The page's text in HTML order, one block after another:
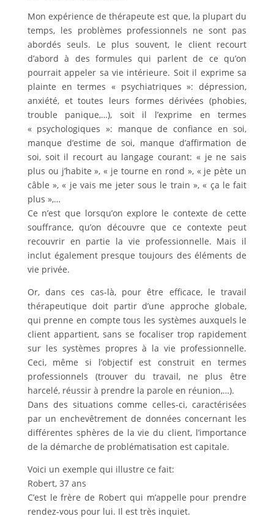
Mon expérience de thérapeute est que, la plupart du
temps, les problèmes professionnels ne sont pas
abordés seuls. Le plus souvent, le client recourt
d’abord à des formules qui parlent de ce qu’on
pourrait appeler sa vie intérieure. Soit il exprime sa
plainte en termes « psychiatriques »: dépression,
anxiété, et toutes leurs formes dérivées (phobies,
trouble panique,…), soit il l’exprime en termes
« psychologiques »: manque de confiance en soi,
manque d’estime de soi, manque d’affirmation de
soi, soit il recourt au langage courant: « je ne sais
plus ou j’habite », « je tourne en rond », « je pète un
câble », « je vais me jeter sous le train », « ça le fait
plus »,…
Ce n’est que lorsqu’on explore le contexte de cette
souffrance, qu’on découvre que ce contexte peut
recouvrir en partie la vie professionnelle. Mais il
inclut également presque toujours des éléments de
vie privée.
Or, dans ces cas-là, pour être efficace, le travail
thérapeutique doit partir d’une approche globale,
qui prenne en compte tous les systèmes auxquels le
client appartient, sans se focaliser trop rapidement
sur les systèmes propres à la vie professionnelle.
Ceci, même si l’objectif est construit en termes
professionnels (trouver du travail, ne plus être
harcelé, réussir à prendre la parole en réunion,…).
Dans des situations comme celles-ci, caractérisées
par un enchevêtrement de données concernant les
différentes sphères de la vie du client, l’importance
de la démarche de problématisation est capitale.
Voici un exemple qui illustre ce fait:
Robert, 37 ans
C’est le frère de Robert qui m’appelle pour prendre
rendez-vous pour lui. Il est très inquiet.